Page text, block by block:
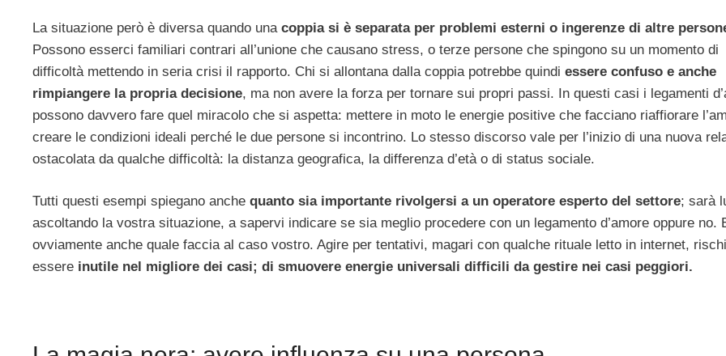
La situazione però è diversa quando una coppia si è separata per problemi esterni o ingerenze di altre
Possono esserci familiari contrari all’unione che causano stress, o terze persone che spingono su un momento di
difficoltà mettendo in seria crisi il rapporto. Chi si allontana dalla coppia potrebbe quindi essere confuso e anche
rimpiangere la propria decisione, ma non avere la forza per tornare sui propri passi. In questi casi i legamenti
possono davvero fare quel miracolo che si aspetta: mettere in moto le energie positive che facciano riaffiorare
creare le condizioni ideali perché le due persone si incontrino. Lo stesso discorso vale per l’inizio di una nuova
ostacolata da qualche difficoltà: la distanza geografica, la differenza d’età o di status sociale.
Tutti questi esempi spiegano anche quanto sia importante rivolgersi a un operatore esperto del settore; sarà
ascoltando la vostra situazione, a sapervi indicare se sia meglio procedere con un legamento d’amore oppure no.
ovviamente anche quale faccia al caso vostro. Agire per tentativi, magari con qualche rituale letto in internet,
essere inutile nel migliore dei casi; di smuovere energie universali difficili da gestire nei casi peggiori.